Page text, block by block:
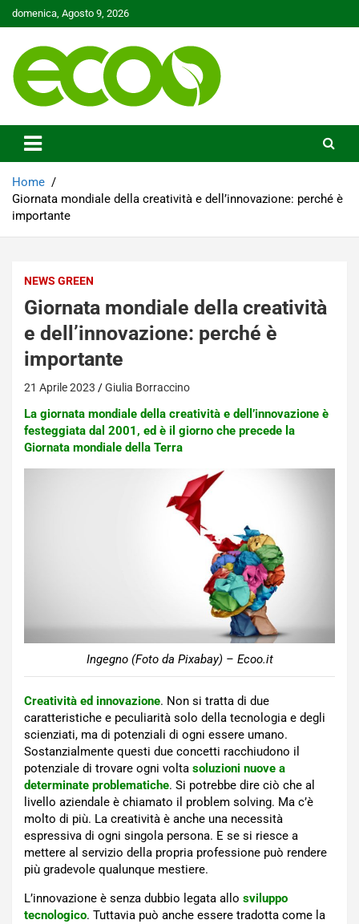
Skip
to
domenica, Agosto 9, 2026
Ecoo.it
Home
Giornata mondiale della creatività e dell’innovazione: perché è
importante
NEWS GREEN
Giornata mondiale della creatività
e dell’innovazione: perché è
importante
21 Aprile 2023 Giulia Borraccino
La giornata mondiale della creatività e dell’innovazione è
festeggiata dal 2001, ed è il giorno che precede la
Giornata mondiale della Terra
Ingegno (Foto da Pixabay) – Ecoo.it
Creatività ed innovazione. Non si tratta di due
caratteristiche e peculiarità solo della tecnologia e degli
scienziati, ma di potenziali di ogni essere umano.
Sostanzialmente questi due concetti racchiudono il
potenziale di trovare ogni volta soluzioni nuove a
determinate problematiche. Si potrebbe dire ciò che al
livello aziendale è chiamato il problem solving. Ma c’è
molto di più. La creatività è anche una necessità
espressiva di ogni singola persona. E se si riesce a
mettere al servizio della propria professione può rendere
più gradevole qualunque mestiere.
L’innovazione è senza dubbio legata allo sviluppo
tecnologico. Tuttavia può anche essere tradotta come la